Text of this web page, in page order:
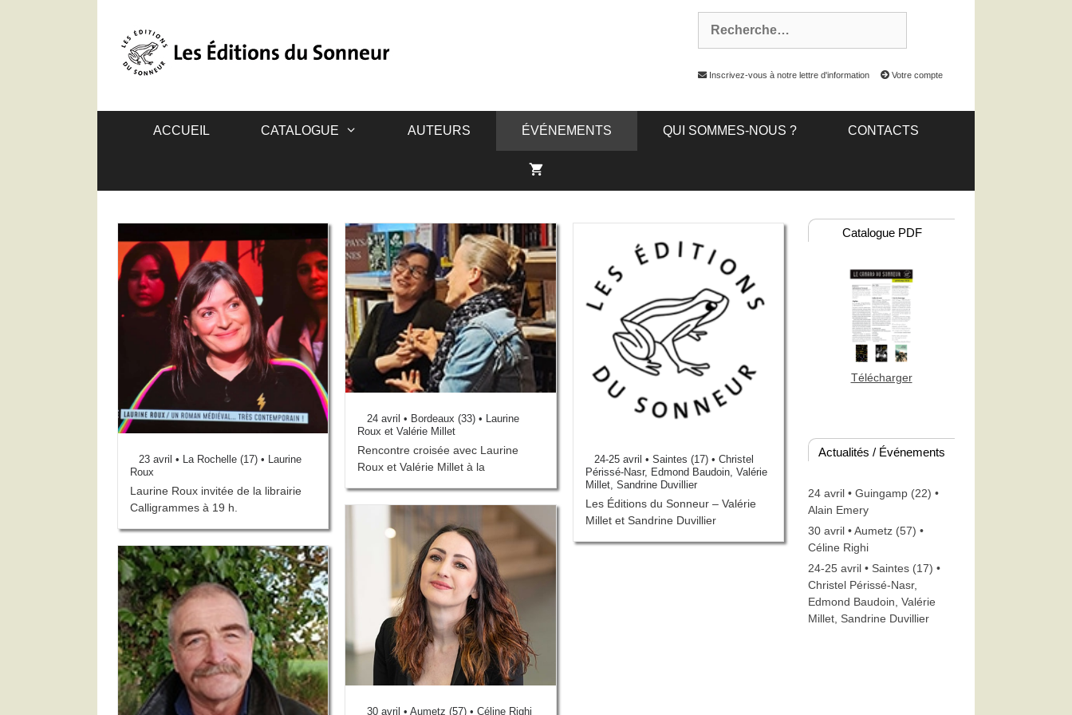
Inscrivez-vous à notre lettre d'information Votre compte
ACCUEIL CATALOGUE AUTEURS ÉVÉNEMENTS QUI SOMMES-NOUS ? CONTACTS
23 avril • La Rochelle (17) • Laurine
Roux
Laurine Roux invitée de la librairie
Calligrammes à 19 h.
24 avril • Bordeaux (33) • Laurine
Roux et Valérie Millet
Rencontre croisée avec Laurine
Roux et Valérie Millet à la
24-25 avril • Saintes (17) • Christel
Périssé-Nasr, Edmond Baudoin, Valérie
Millet, Sandrine Duvillier
Les Éditions du Sonneur – Valérie
Millet et Sandrine Duvillier
30 avril • Aumetz (57) • Céline Righi
Catalogue PDF
Télécharger
Actualités / Événements
24 avril • Guingamp (22) •
Alain Emery
30 avril • Aumetz (57) •
Céline Righi
24-25 avril • Saintes (17) •
Christel Périssé-Nasr,
Edmond Baudoin, Valérie
Millet, Sandrine Duvillier